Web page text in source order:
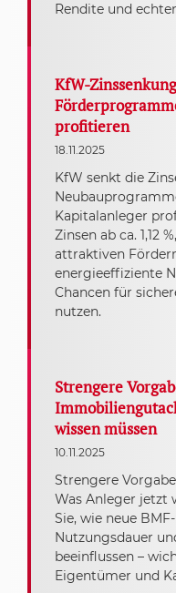
Rendite und
KfW-
profitieren
18.11.2025
KfW senkt die
Kapitalanleger
Zinsen ab ca. 1,12
attraktiven
energieeffiziente
Chancen für
nutzen.
Strengere
wissen müssen
10.11.2025
Strengere
Was Anleger jetzt
Sie, wie neue
Nutzungsdauer
beeinflussen –
Eigentümer und